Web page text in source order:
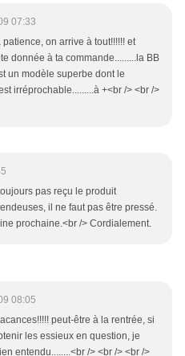
07:33
patience, on arrive à tout!!!!!! et
donnée à ta commande.........la BB
un modèle superbe dont le
irréprochable.........à +<br /> <br />
pas reçu le produit
il ne faut pas être pressé.
prochaine.<br /> Cordialement.
08:05
peut-être à la rentrée, si
les essieux en question, je
entendu........<br /> <br /> <br />